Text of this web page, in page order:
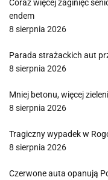
Coraz więcej zaginięć
endem
8 sierpnia 2026
Parada strażackich aut
8 sierpnia 2026
Mniej betonu, więcej
8 sierpnia 2026
Tragiczny wypadek w
8 sierpnia 2026
Czerwone auta opanują